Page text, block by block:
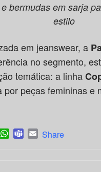
bermudas em sarja
estilo
em jeanswear, a
no segmento,
temática: a linha
por peças femininas e
WhatsApp
TeamsEmail
Share